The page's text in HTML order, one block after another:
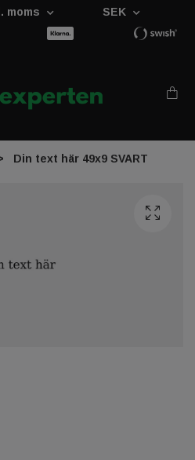
moms SEK
Din text här 49x9 SVART